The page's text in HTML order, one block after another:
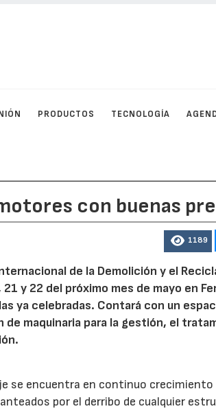
PRODUCTOS TECNOLOGÍA
con buenas
1189
de la Demolición y el
y 22 del próximo mes de mayo en
ya celebradas. Contará con un
de maquinaria para la gestión, el
se encuentra en continuo crecimiento
por el derribo de cualquier